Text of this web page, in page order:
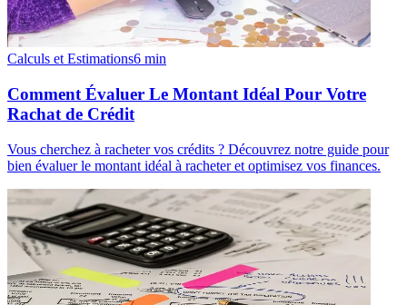
Calculs et Estimations6 min
Comment Évaluer Le Montant Idéal Pour Votre
Rachat de Crédit
Vous cherchez à racheter vos crédits ? Découvrez notre guide pour
bien évaluer le montant idéal à racheter et optimisez vos finances.